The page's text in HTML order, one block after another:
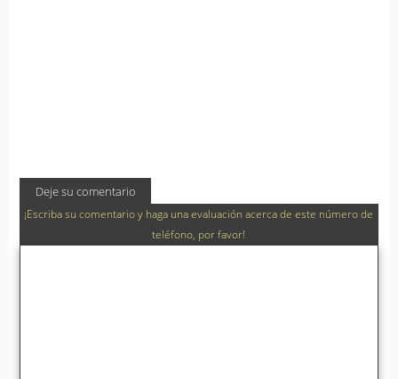
Deje su comentario
¡Escriba su comentario y haga una evaluación acerca de este número de
teléfono, por favor!